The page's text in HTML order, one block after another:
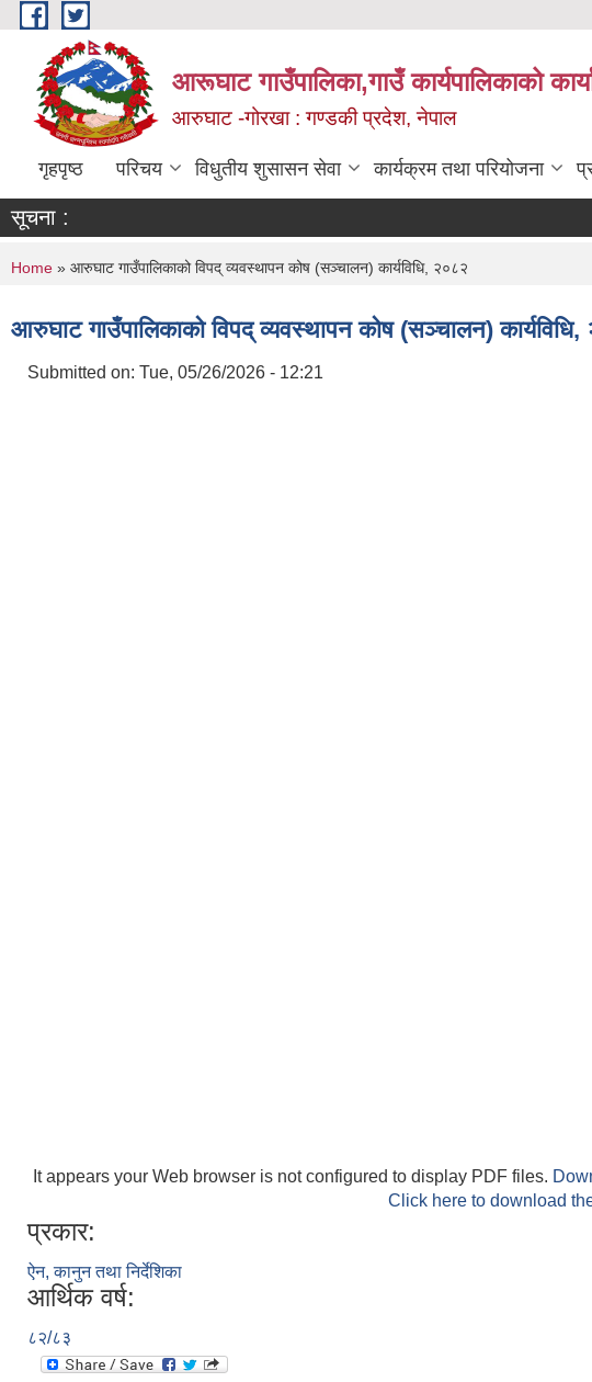
Skip to main content
आरूघाट गाउँपालिका,गाउँ कार्यपालिकाको
आरुघाट -गोरखा : गण्डकी प्रदेश, नेपाल
गृहपृष्ठ परिचय विधुतीय शुसासन सेवा कार्यक्रम तथा परियोजना
सूचना :
You are here
Home » आरुघाट गाउँपालिकाको विपद् व्यवस्थापन कोष (सञ्चालन) कार्यविधि, २०८२
आरुघाट गाउँपालिकाको विपद् व्यवस्थापन कोष (सञ्चालन)
Submitted on: Tue, 05/26/2026 - 12:21
It appears your Web browser is not configured to display PDF files.
Click here to download
प्रकार:
ऐन, कानुन तथा निर्देशिका
आर्थिक वर्ष:
८२/८३